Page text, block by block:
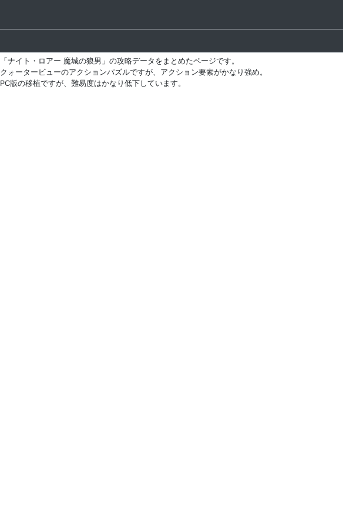
「ナイト・ロアー 魔城の狼男」の攻略データをまとめたページです。
クォータービューのアクションパズルですが、アクション要素がかなり強め。
PC版の移植ですが、難易度はかなり低下しています。